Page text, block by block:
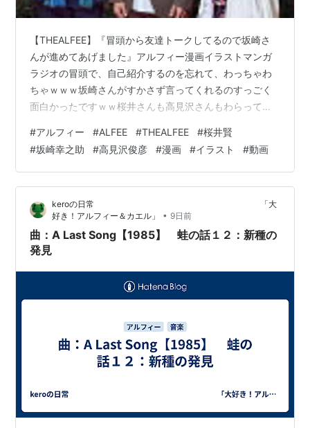
【THEALFEE】『冒頭から友達トークしてるので坂崎さ
んが進めてあげました』アルフィー漫画イラストマンガ
ラジオの冒頭で、自己紹介するのを忘れて、わっちゃわ
ちゃｗｗｗ坂崎さんがすかさず言ってくれるのすっごく
面白かったですｗｗ桜井さんも高見沢さんもわらってま
の免許返納ー (初回限定盤B)(スマホサイズステッカー) [
THE ALFEE ]価格：1,320円（税込、送料無料)
(2026/7/29時点) 既視感番組いつか高見沢メシにもアル
フィーが来てくれるの待ってます 【楽天1位！】贅沢フル
ーツの水ようかん 6個 9個 中島大祥堂…
#アルフィー #ALFEE #THEALFEE #桜井賢
#坂崎幸之助 #高見沢俊彦 #漫画 #イラスト #動画
keroの日常 「大
好き！アルフィー＆カエル」
• 9日前
曲：A Last Song【1985】 蛙の話１２：新種の
発見